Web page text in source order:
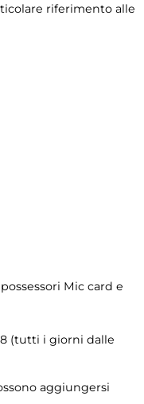
riferimento alle
Mic card e
(tutti i giorni dalle
aggiungersi